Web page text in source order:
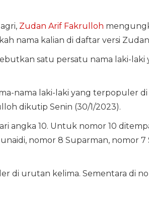
Zudan Arif Fakrulloh
nama kalian di daftar versi
satu persatu nama laki-laki
nama laki-laki yang terpopuler di
dikutip Senin (30/1/2023).
angka 10. Untuk nomor 10
nomor 8 Suparman, nomor
di urutan kelima. Sementara di